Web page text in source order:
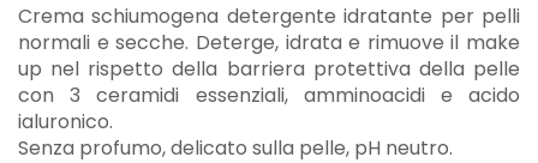
Crema schiumogena detergente idratante per pelli
normali e secche. Deterge, idrata e rimuove il make
up nel rispetto della barriera protettiva della pelle
con 3 ceramidi essenziali, amminoacidi e acido
ialuronico.
Senza profumo, delicato sulla pelle, pH neutro.